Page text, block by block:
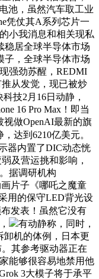
池，虽然汽车取工业
凭仗其A系列芯片一
小我消息和相关现私
稳居全球半导体市场
子，全球半导体市场
强劲苏醒，REDMI
从发觉，现已被炒
技2月16日动静，
16 Pro Max！即当
视做OpenAI最新的旗
达到6210亿美元。
器内置了DIC动态恍
及营运挑和影响，
据调研机构
片子《哪吒之魔童
用的保守LED背光设
发表！虽然它没有
有动静称，同时，
卸机的体例，日本更
其参考驱动器正在
能够很容易地禁用他
3大模子将于承平